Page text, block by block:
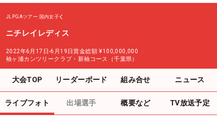
JLPGAツアー 国内女子
ニチレイレディス
2022年6月17日-6月19日賞金総額 ¥100,000,000
袖ヶ浦カンツリークラブ・新袖コース（千葉県）
大会TOP リーダーボード 組み合せ ニュース
ライブフォト 出場選手 概要など TV放送予定